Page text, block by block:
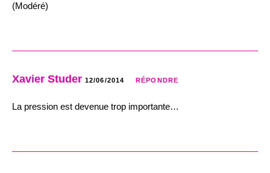
(Modéré)
Xavier Studer 12/06/2014 RÉPONDRE
La pression est devenue trop importante…